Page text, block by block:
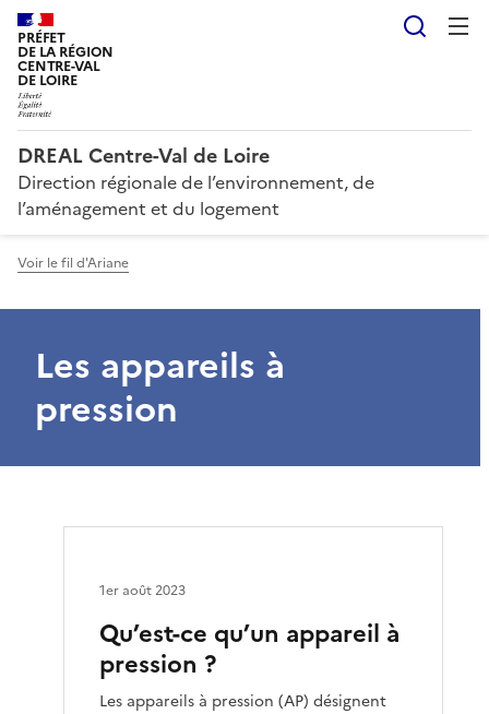
PRÉFET
DE LA RÉGION
CENTRE-VAL
DE LOIRE
DREAL Centre-Val de Loire
Direction régionale de l’environnement, de
l’aménagement et du logement
Voir le fil d'Ariane
Les appareils à
pression
Qu’est-ce qu’un appareil à
pression ?
Les appareils à pression (AP) désignent
1er août 2023